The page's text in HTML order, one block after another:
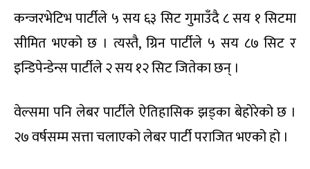
कन्जरभेटिभ पार्टीले ५ सय ६३ सिट गुमाउँदै ८ सय १ सिटमा
सीमित भएको छ । त्यस्तै, ग्रिन पार्टीले ५ सय ८७ सिट र
इन्डिपेन्डेन्स पार्टीले २ सय १२ सिट जितेका छन् ।
वेल्समा पनि लेबर पार्टीले ऐतिहासिक झड्का बेहोरेको छ ।
२७ वर्षसम्म सत्ता चलाएको लेबर पार्टी पराजित भएको हो ।